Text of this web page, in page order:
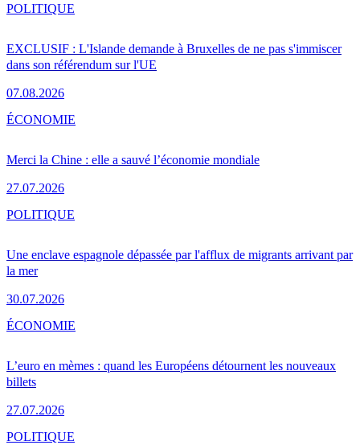
EXCLUSIF : L'Islande demande à Bruxelles de ne pas s'immiscer
dans son référendum sur l'UE
07.08.2026
POLITIQUE
Merci la Chine : elle a sauvé l’économie mondiale
27.07.2026
ÉCONOMIE
Une enclave espagnole dépassée par l'afflux de migrants arrivant par
la mer
30.07.2026
POLITIQUE
L’euro en mèmes : quand les Européens détournent les nouveaux
billets
27.07.2026
ÉCONOMIE
POLITIQUE